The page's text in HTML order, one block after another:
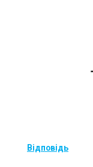
Відповідь